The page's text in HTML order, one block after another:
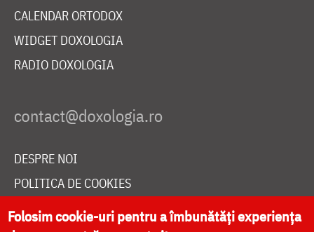
CALENDAR ORTODOX
WIDGET DOXOLOGIA
RADIO DOXOLOGIA
DESPRE NOI
POLITICA DE COOKIES
DONEAZĂ ONLINE PENTRU CATEDRALA NAȚIONALĂ
Folosim cookie-uri pentru a îmbunătăți experiența